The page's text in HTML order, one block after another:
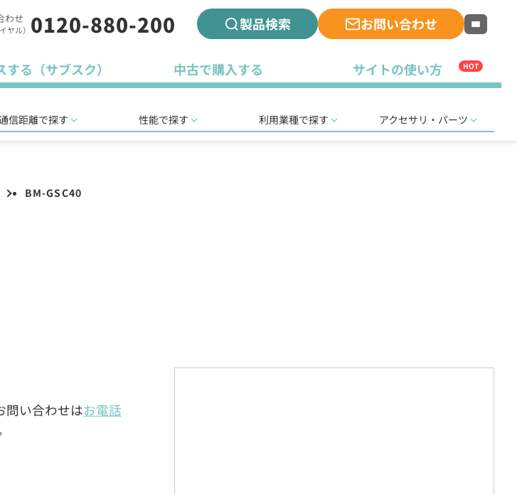
わせ
ヤル） 0120-880-200 製品検索 お問い合わせ
する（サブスク） 中古で購入する サイトの使い方 HOT
信距離で探す 性能で探す 利用業種で探す アクセサリ・パーツ
BM-GSC40
問い合わせはお電話